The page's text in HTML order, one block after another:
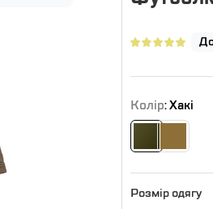
Колір: Хакі
Розмір одягу